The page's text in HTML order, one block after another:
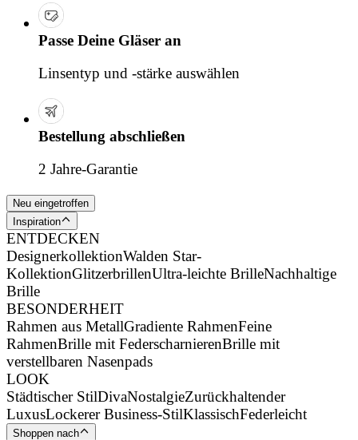
Passe Deine Gläser an
Linsentyp und -stärke auswählen
Bestellung abschließen
2 Jahre-Garantie
Neu eingetroffen
Inspiration
ENTDECKEN
DesignerkollektionWalden Star-
KollektionGlitzerbrillenUltra-leichte BrilleNachhaltige
Brille
BESONDERHEIT
Rahmen aus MetallGradiente RahmenFeine
RahmenBrille mit FederscharnierenBrille mit
verstellbaren Nasenpads
LOOK
Städtischer StilDivaNostalgieZurückhaltender
LuxusLockerer Business-StilKlassischFederleicht
Shoppen nach